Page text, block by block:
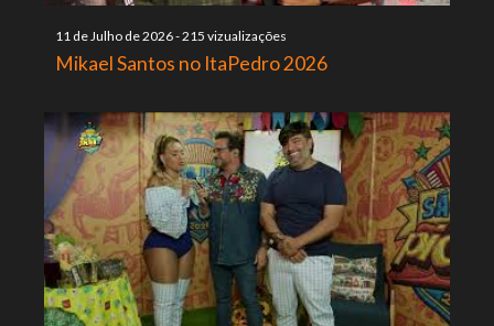
11 de Julho de 2026-215 vizualizações
Mikael Santos no ItaPedro 2026